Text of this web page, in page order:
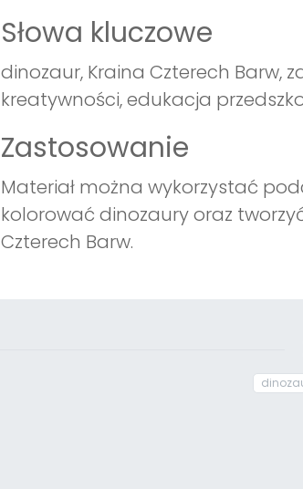
Słowa kluczowe
dinozaur, Kraina Czterech Barw,
kreatywności, edukacja
Zastosowanie
Materiał można wykorzystać
kolorować dinozaury oraz
Czterech Barw.